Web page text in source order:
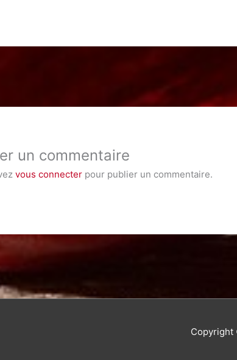
un commentaire
vous connecter pour publier un commentaire.